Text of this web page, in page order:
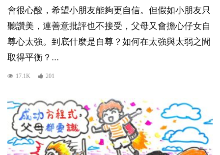
會很心酸，希望小朋友能夠更自信。但假如小朋友只
聽讚美，連善意批評也不接受，父母又會擔心仔女自
尊心太強。到底什麼是自尊？如何在太強與太弱之間
取得平衡？...
17.1K 201